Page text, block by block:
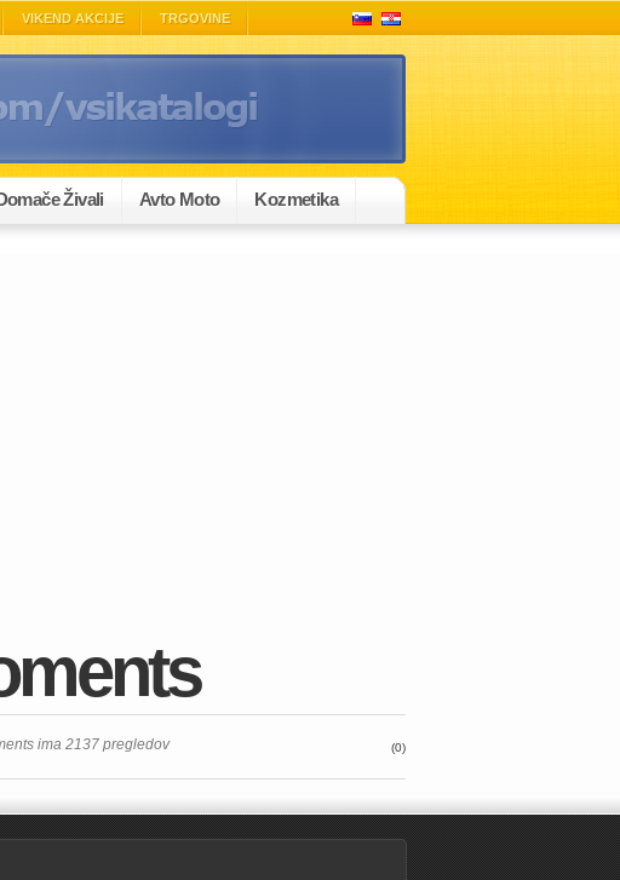
VIKEND AKCIJE TRGOVINE
Živali Avto Moto Kozmetika
ima 2137 pregledov (0)